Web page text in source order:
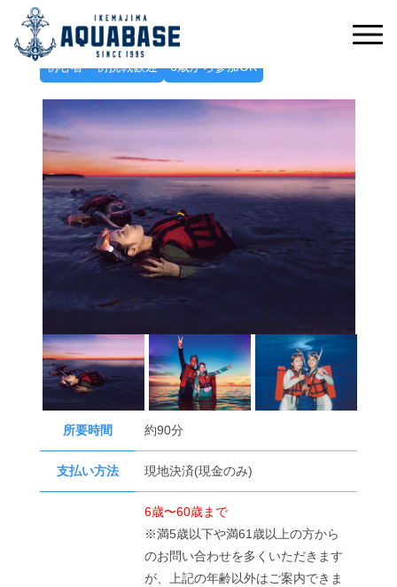
こぼれ落ちそうな星空に癒される
ナイトヒーリングシュノーケルツアー
初心者・初挑戦歓迎 6歳から参加OK
所要時間 約90分
支払い方法 現地決済(現金のみ)
6歳〜60歳まで
※満5歳以下や満61歳以上の方から
のお問い合わせを多くいただきます
が、上記の年齢以外はご案内できま